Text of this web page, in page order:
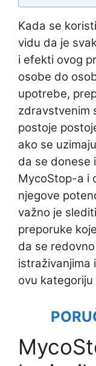
Kada se
vidu da je
i efekti ovog
osobe do
upotrebe,
zdravstvenim
postoje
ako se
da se donese
MycoStop-a i
njegove
važno je
preporuke
da se
istraživanjima
ovu